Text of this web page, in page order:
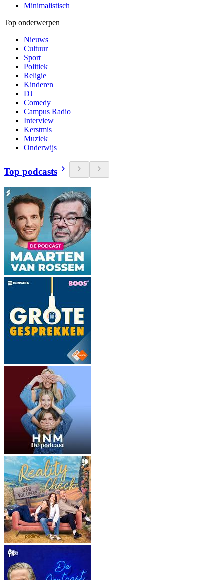
Minimalistisch
Top onderwerpen
Nieuws
Cultuur
Sport
Politiek
Religie
Kinderen
DJ
Comedy
Campus Radio
Interview
Kerstmis
Muziek
Onderwijs
Top podcasts